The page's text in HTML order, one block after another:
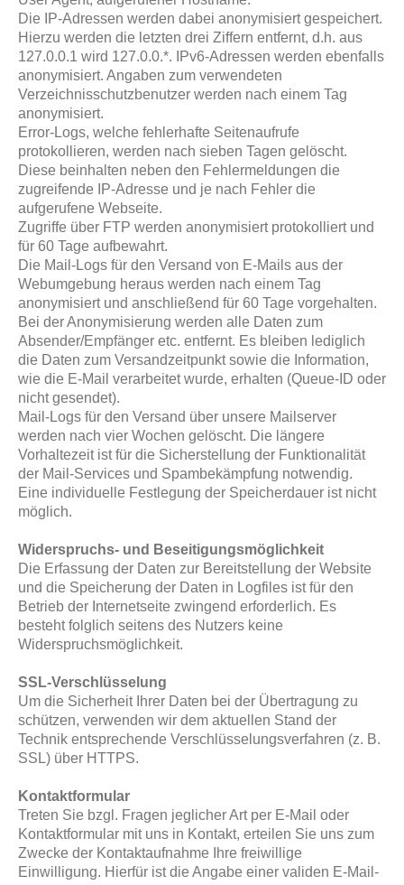
Die IP-Adressen werden dabei anonymisiert gespeichert.
Hierzu werden die letzten drei Ziffern entfernt, d.h. aus
127.0.0.1 wird 127.0.0.*. IPv6-Adressen werden ebenfalls
anonymisiert. Angaben zum verwendeten
Verzeichnisschutzbenutzer werden nach einem Tag
anonymisiert.
Error-Logs, welche fehlerhafte Seitenaufrufe
protokollieren, werden nach sieben Tagen gelöscht.
Diese beinhalten neben den Fehlermeldungen die
zugreifende IP-Adresse und je nach Fehler die
aufgerufene Webseite.
Zugriffe über FTP werden anonymisiert protokolliert und
für 60 Tage aufbewahrt.
Die Mail-Logs für den Versand von E-Mails aus der
Webumgebung heraus werden nach einem Tag
anonymisiert und anschließend für 60 Tage vorgehalten.
Bei der Anonymisierung werden alle Daten zum
Absender/Empfänger etc. entfernt. Es bleiben lediglich
die Daten zum Versandzeitpunkt sowie die Information,
wie die E-Mail verarbeitet wurde, erhalten (Queue-ID oder
nicht gesendet).
Mail-Logs für den Versand über unsere Mailserver
werden nach vier Wochen gelöscht. Die längere
Vorhaltezeit ist für die Sicherstellung der Funktionalität
der Mail-Services und Spambekämpfung notwendig.
Eine individuelle Festlegung der Speicherdauer ist nicht
möglich.
Widerspruchs- und Beseitigungsmöglichkeit
Die Erfassung der Daten zur Bereitstellung der Website
und die Speicherung der Daten in Logfiles ist für den
Betrieb der Internetseite zwingend erforderlich. Es
besteht folglich seitens des Nutzers keine
Widerspruchsmöglichkeit.
SSL-Verschlüsselung
Um die Sicherheit Ihrer Daten bei der Übertragung zu
schützen, verwenden wir dem aktuellen Stand der
Technik entsprechende Verschlüsselungsverfahren (z. B.
SSL) über HTTPS.
Kontaktformular
Treten Sie bzgl. Fragen jeglicher Art per E-Mail oder
Kontaktformular mit uns in Kontakt, erteilen Sie uns zum
Zwecke der Kontaktaufnahme Ihre freiwillige
Einwilligung. Hierfür ist die Angabe einer validen E-Mail-